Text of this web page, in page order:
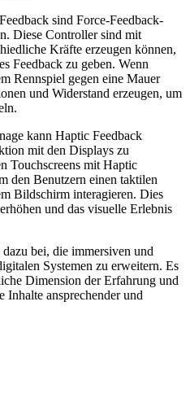
sind Force-Feedback-
Diese Controller sind mit
Kräfte erzeugen können,
Feedback zu geben. Wenn
Rennspiel gegen eine Mauer
und Widerstand erzeugen, um
kann Haptic Feedback
mit den Displays zu
Touchscreens mit Haptic
den Benutzern einen taktilen
Bildschirm interagieren. Dies
und das visuelle Erlebnis
bei, die immersiven und
Systemen zu erweitern. Es
Dimension der Erfahrung und
Inhalte ansprechender und